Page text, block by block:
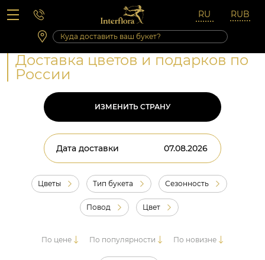
Вопросы-ответы
Сб 10:00 ‐ 14:00
Выходные и праздничные дни
Доставка цветов и подарков по
России
ИЗМЕНИТЬ СТРАНУ
Дата доставки
Цветы Тип букета Сезонность
Повод Цвет
По цене По популярности По новизне